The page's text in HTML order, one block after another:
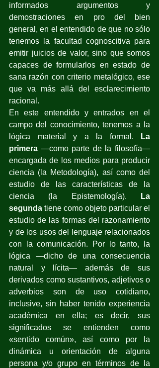
informados argumentos y
demostraciones en pro del bien
general, en el entendido de que no sólo
tenemos la facultad cognoscitiva para
emitir juicios de valor, sino que somos
capaces de formularlos en estado de
sana razón con criterio metalógico, ese
que va más allá del esclarecimiento
racional.
En este entendido y entrados en el
campo del conocimiento, tenemos a la
lógica material y a la formal.
La
primera —como parte de la filosofía—
encargada de los medios para producir
ciencia (la Metodología), así como del
estudio de las características de la
ciencia (la Epistemología).
La
segunda tiene como objeto particular el
estudio de las formas del razonamiento
y de los usos del lenguaje relacionados
con la comunicación. Por lo tanto, la
lógica —dicho de una consecuencia
natural y lícita— además de sus
derivados como sustantivos, adjetivos o
adverbios son de uso cotidiano,
inclusive, sin haber tenido experiencia
académica en ella; es decir, sus
significados se entienden como
«sentido común», así como por la
dinámica u orientación de alguna
persona y/o grupo en términos de la